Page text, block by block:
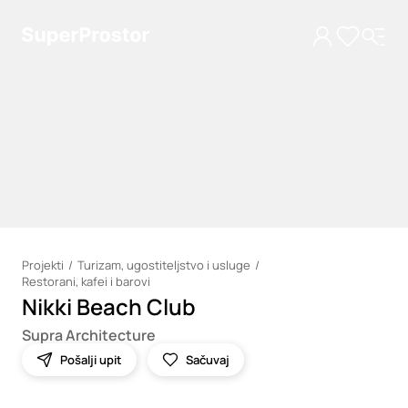
Loading
Projekti
Turizam, ugostiteljstvo i usluge
Restorani, kafei i barovi
Nikki Beach Club
Supra Architecture
Pošalji upit Sačuvaj